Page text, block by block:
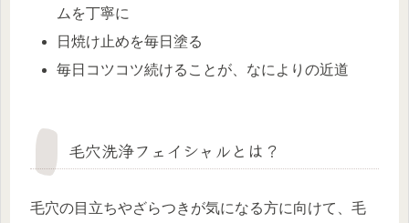
ムを丁寧に
日焼け止めを毎日塗る
毎日コツコツ続けることが、なによりの近道
毛穴洗浄フェイシャルとは？
毛穴の目立ちやざらつきが気になる方に向けて、毛